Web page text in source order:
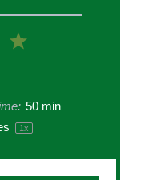
5
4
50 min
1x